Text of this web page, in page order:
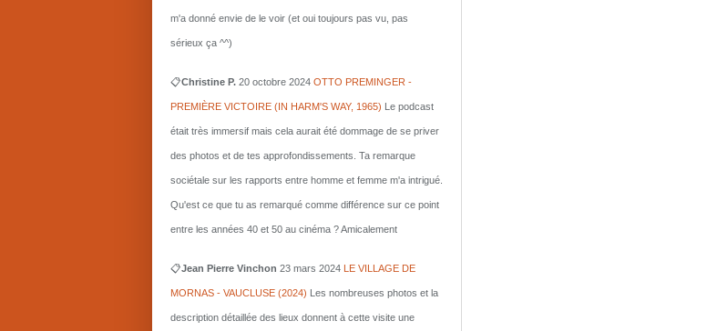
m'a donné envie de le voir (et oui toujours pas vu, pas
sérieux ça ^^)
📋Christine P. 20 octobre 2024 OTTO PREMINGER -
PREMIÈRE VICTOIRE (IN HARM'S WAY, 1965) Le podcast
était très immersif mais cela aurait été dommage de se priver
des photos et de tes approfondissements. Ta remarque
sociétale sur les rapports entre homme et femme m'a intrigué.
Qu'est ce que tu as remarqué comme différence sur ce point
entre les années 40 et 50 au cinéma ? Amicalement
📋Jean Pierre Vinchon 23 mars 2024 LE VILLAGE DE
MORNAS - VAUCLUSE (2024) Les nombreuses photos et la
description détaillée des lieux donnent à cette visite une